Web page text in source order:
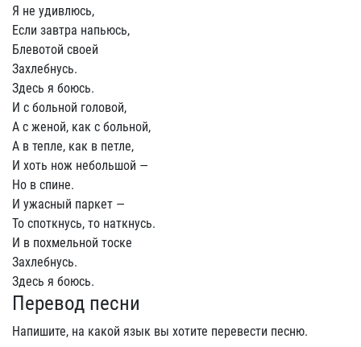
Я не удивлюсь,
Если завтра напьюсь,
Блевотой своей
Захлебнусь.
Здесь я боюсь.
И с больной головой,
А с женой, как с больной,
А в тепле, как в петле,
И хоть нож небольшой —
Но в спине.
И ужасный паркет —
То споткнусь, то наткнусь.
И в похмельной тоске
Захлебнусь.
Здесь я боюсь.
Перевод песни
Напишите, на какой язык вы хотите перевести песню.